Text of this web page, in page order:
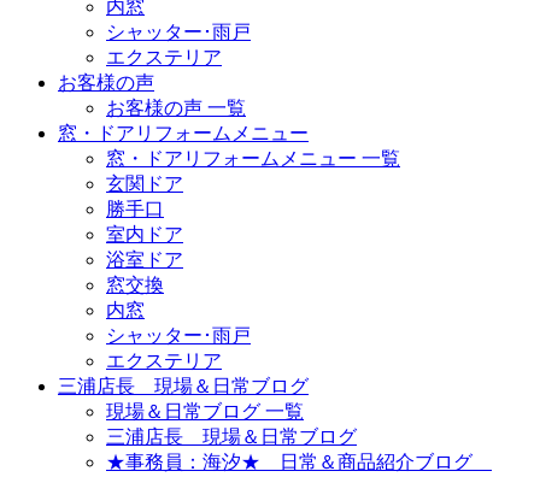
内窓
シャッター･雨戸
エクステリア
お客様の声
お客様の声 一覧
窓・ドアリフォームメニュー
窓・ドアリフォームメニュー 一覧
玄関ドア
勝手口
室内ドア
浴室ドア
窓交換
内窓
シャッター･雨戸
エクステリア
三浦店長 現場＆日常ブログ
現場＆日常ブログ 一覧
三浦店長 現場＆日常ブログ
★事務員：海汐★ 日常＆商品紹介ブログ